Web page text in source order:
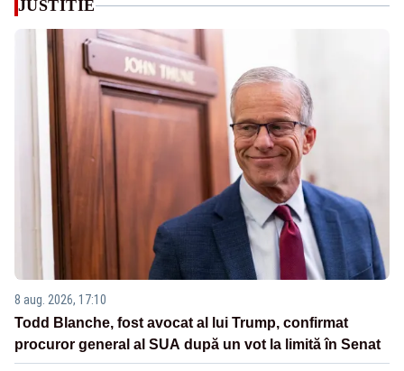
JUSTITIE
8 aug. 2026, 17:10
Todd Blanche, fost avocat al lui Trump, confirmat
procuror general al SUA după un vot la limită în Senat